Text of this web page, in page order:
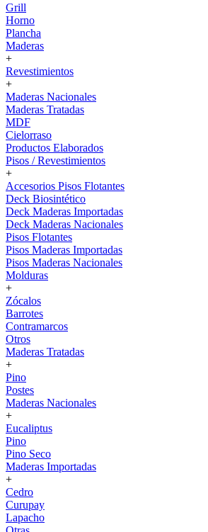
Grill
Horno
Plancha
Maderas
+
Revestimientos
+
Maderas Nacionales
Maderas Tratadas
MDF
Cielorraso
Productos Elaborados
Pisos / Revestimientos
+
Accesorios Pisos Flotantes
Deck Biosintético
Deck Maderas Importadas
Deck Maderas Nacionales
Pisos Flotantes
Pisos Maderas Importadas
Pisos Maderas Nacionales
Molduras
+
Zócalos
Barrotes
Contramarcos
Otros
Maderas Tratadas
+
Pino
Postes
Maderas Nacionales
+
Eucaliptus
Pino
Pino Seco
Maderas Importadas
+
Cedro
Curupay
Lapacho